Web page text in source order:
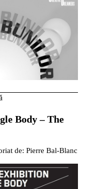
Body – The
de: Pierre Bal-Blanc